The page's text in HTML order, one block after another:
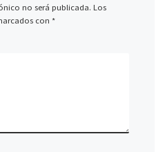
no será publicada. Los
con *